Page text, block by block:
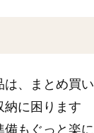
は、まとめ買い
納に困ります
もぐっと楽に